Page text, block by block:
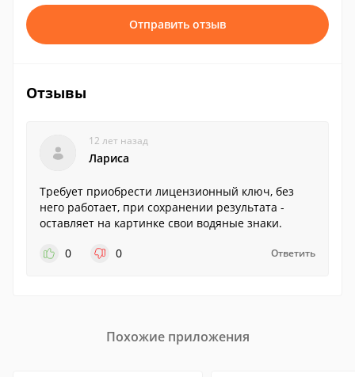
Отправить отзыв
Отзывы
12 лет назад
Лариса
Требует приобрести лицензионный ключ, без
него работает, при сохранении результата -
оставляет на картинке свои водяные знаки.
0
0 Ответить
Похожие приложения